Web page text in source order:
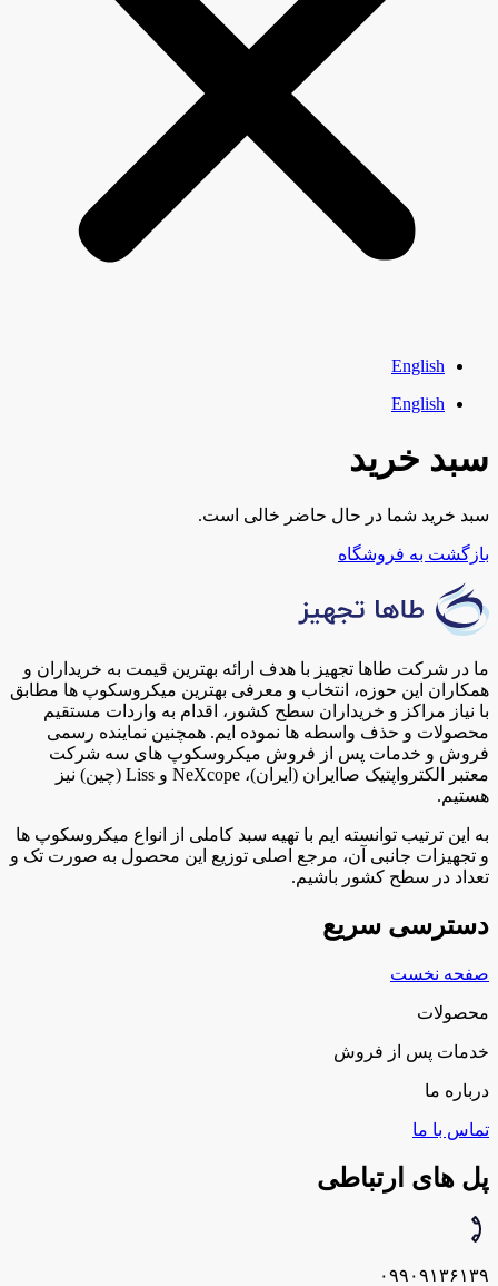
English
English
سبد خرید
سبد خرید شما در حال حاضر خالی است.
بازگشت به فروشگاه
ما در شرکت طاها تجهیز با هدف ارائه بهترین قیمت به خریداران و
همکاران این حوزه، انتخاب و معرفی بهترین میکروسکوپ ها مطابق
با نیاز مراکز و خریداران سطح کشور، اقدام به واردات مستقیم
محصولات و حذف واسطه ها نموده ایم. همچنین نماینده رسمی
فروش و خدمات پس از فروش میکروسکوپ های سه شرکت
معتبر الکترواپتیک صاایران (ایران)، NeXcope و Liss (چین) نیز
هستیم.
به این ترتیب توانسته ایم با تهیه سبد کاملی از انواع میکروسکوپ ها
و تجهیزات جانبی آن، مرجع اصلی توزیع این محصول به صورت تک و
تعداد در سطح کشور باشیم.
دسترسی سریع
صفحه نخست
محصولات
خدمات پس از فروش
درباره ما
تماس با ما
پل های ارتباطی
۰۹۹۰۹۱۳۶۱۳۹